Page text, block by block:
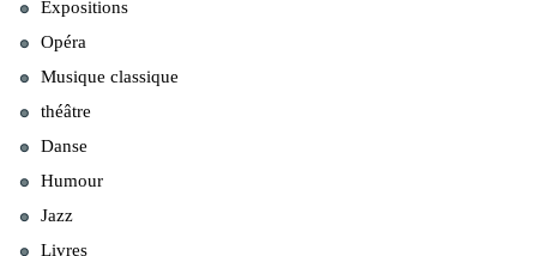
Expositions
Opéra
Musique classique
théâtre
Danse
Humour
Jazz
Livres